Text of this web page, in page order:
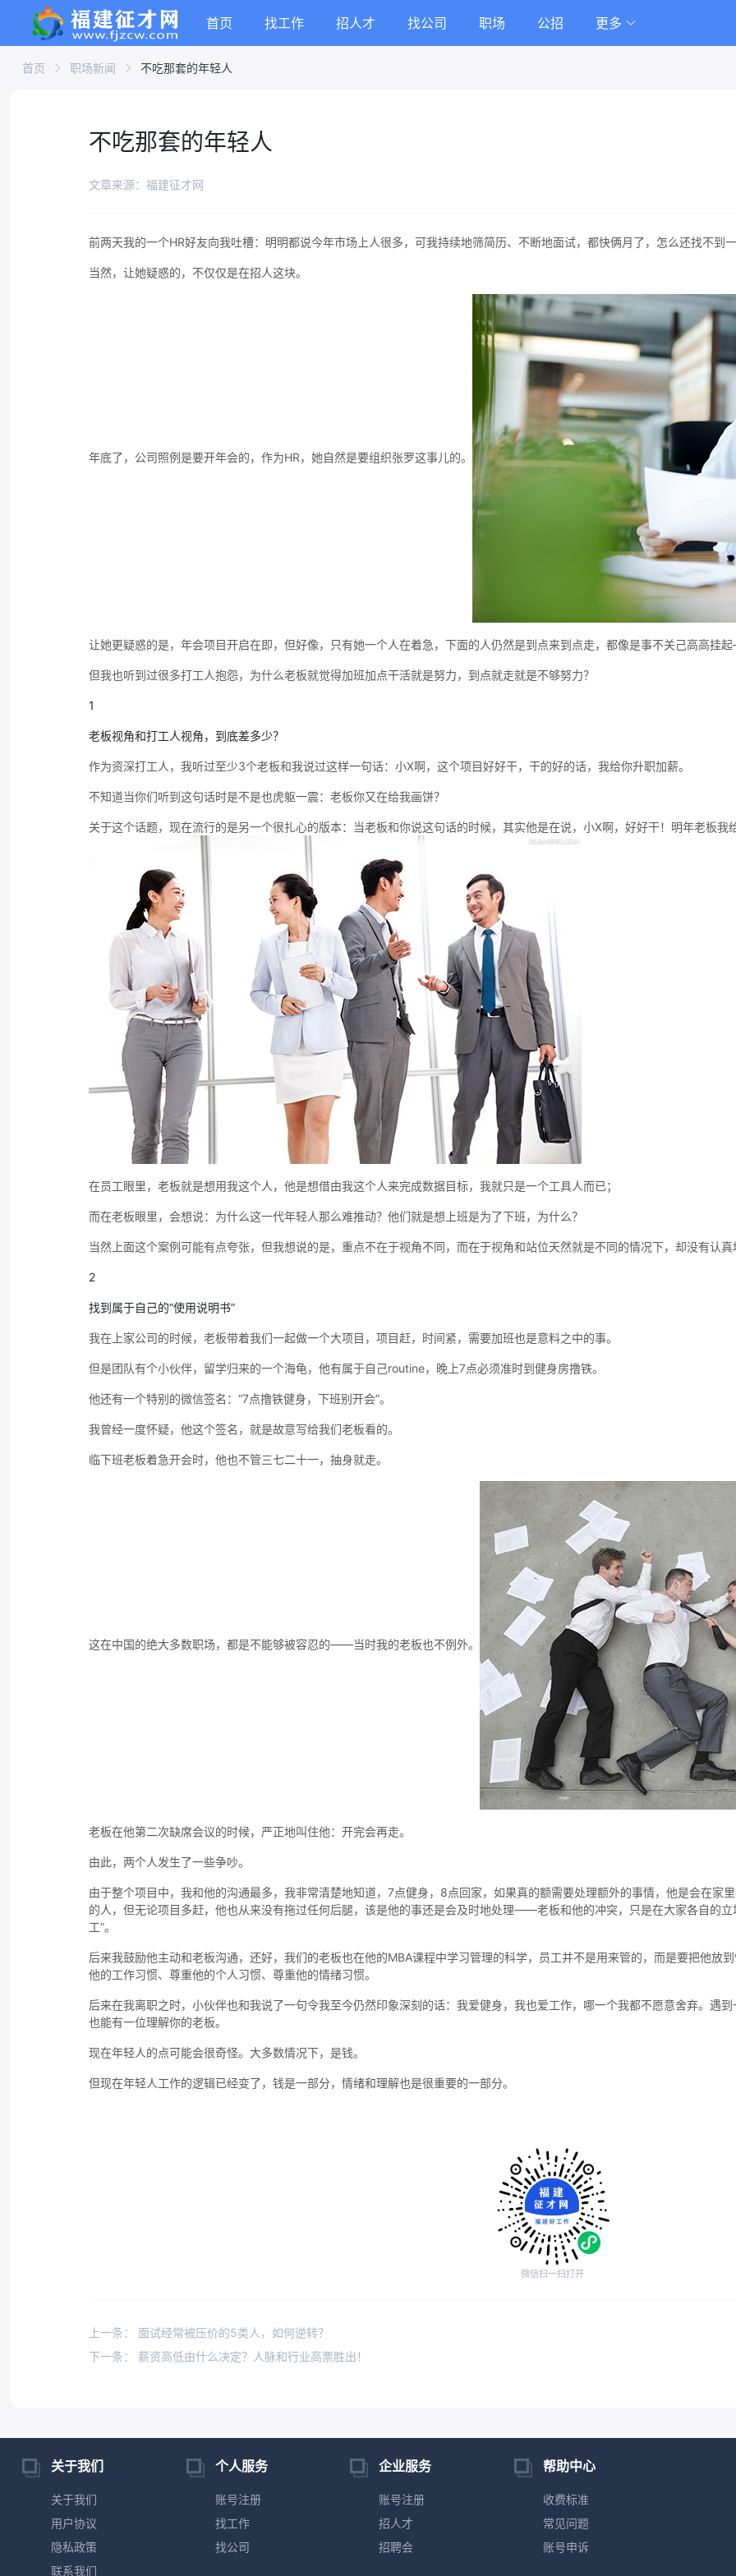
首页 找工作 招人才 找公司 职场 公招 更多
首页 职场新闻 不吃那套的年轻人
不吃那套的年轻人
文章来源：福建征才网
前两天我的一个HR好友向我吐槽：明明都说今年市场上人很多，可我持续地筛简历、不断地面试，都快俩月了，怎么还找不到一
当然，让她疑惑的，不仅仅是在招人这块。
年底了，公司照例是要开年会的，作为HR，她自然是要组织张罗这事儿的。
让她更疑惑的是，年会项目开启在即，但好像，只有她一个人在着急，下面的人仍然是到点来到点走，都像是事不关己高高挂
但我也听到过很多打工人抱怨，为什么老板就觉得加班加点干活就是努力，到点就走就是不够努力？
1
老板视角和打工人视角，到底差多少？
作为资深打工人，我听过至少3个老板和我说过这样一句话：小X啊，这个项目好好干，干的好的话，我给你升职加薪。
不知道当你们听到这句话时是不是也虎躯一震：老板你又在给我画饼？
关于这个话题，现在流行的是另一个很扎心的版本：当老板和你说这句话的时候，其实他是在说，小X啊，好好干！明年老板我
在员工眼里，老板就是想用我这个人，他是想借由我这个人来完成数据目标，我就只是一个工具人而已；
而在老板眼里，会想说：为什么这一代年轻人那么难推动？他们就是想上班是为了下班，为什么？
当然上面这个案例可能有点夸张，但我想说的是，重点不在于视角不同，而在于视角和站位天然就是不同的情况下，却没有认真
2
找到属于自己的“使用说明书”
我在上家公司的时候，老板带着我们一起做一个大项目，项目赶，时间紧，需要加班也是意料之中的事。
但是团队有个小伙伴，留学归来的一个海龟，他有属于自己routine，晚上7点必须准时到健身房撸铁。
他还有一个特别的微信签名：“7点撸铁健身，下班别开会”。
我曾经一度怀疑，他这个签名，就是故意写给我们老板看的。
临下班老板着急开会时，他也不管三七二十一，抽身就走。
这在中国的绝大多数职场，都是不能够被容忍的——当时我的老板也不例外。
老板在他第二次缺席会议的时候，严正地叫住他：开完会再走。
由此，两个人发生了一些争吵。
由于整个项目中，我和他的沟通最多，我非常清楚地知道，7点健身，8点回家，如果真的额需要处理额外的事情，他是会在
的人，但无论项目多赶，他也从来没有拖过任何后腿，该是他的事还是会及时地处理——老板和他的冲突，只是在大家各自的立
工”。
后来我鼓励他主动和老板沟通，还好，我们的老板也在他的MBA课程中学习管理的科学，员工并不是用来管的，而是要把他
他的工作习惯、尊重他的个人习惯、尊重他的情绪习惯。
后来在我离职之时，小伙伴也和我说了一句令我至今仍然印象深刻的话：我爱健身，我也爱工作，哪一个我都不愿意舍弃。遇
也能有一位理解你的老板。
现在年轻人的点可能会很奇怪。大多数情况下，是钱。
但现在年轻人工作的逻辑已经变了，钱是一部分，情绪和理解也是很重要的一部分。
微信扫一扫打开
上一条： 面试经常被压价的5类人，如何逆转？
下一条： 薪资高低由什么决定？人脉和行业高票胜出！
关于我们
关于我们
用户协议
隐私政策
联系我们
个人服务
账号注册
找工作
找公司
企业服务
账号注册
招人才
招聘会
帮助中心
收费标准
常见问题
账号申诉